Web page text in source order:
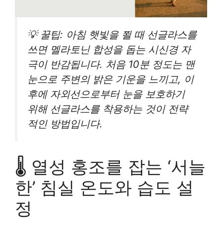
💡 꿀팁: 아침 햇빛을 쬘 때 선글라스를
쓰면 멜라토닌 합성을 돕는 시신경 자
극이 반감됩니다. 처음 10분 정도는 맨
눈으로 주변의 밝은 기운을 느끼고, 이
후에 자외선으로부터 눈을 보호하기
위해 선글라스를 착용하는 것이 전략
적인 방법입니다.
🌡️ 열성 홍조를 잡는 ‘서늘
한’ 침실 온도와 습도 설
정